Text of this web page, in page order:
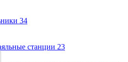
34
станции 23